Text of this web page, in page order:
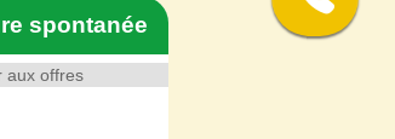
aux offres
spontanée